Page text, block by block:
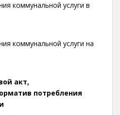
коммунальной услуги в
коммунальной услуги на
акт,
потребления